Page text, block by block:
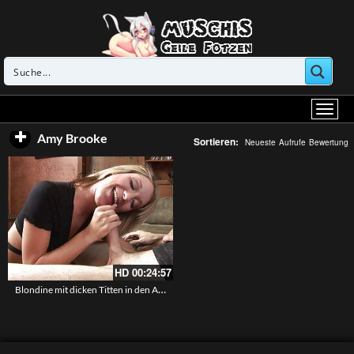
Amy Brooke Sortieren: Neueste Aufrufe Bewertung
HD 00:24:57
Blondine mit dicken Titten in den Arsch gefickt